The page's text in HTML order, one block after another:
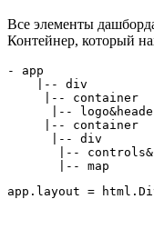
Все элементы
Контейнер, который
- app
    |-- div
     |-- container
|--
     |-- container
      |-- div
|--
       |-- map
app.layout =